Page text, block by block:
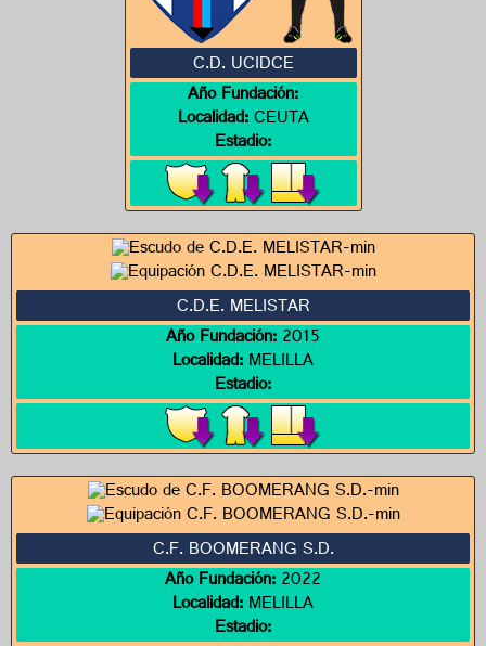
C.D. UCIDCE
Año Fundación:
Localidad:CEUTA
Estadio:
C.D.E. MELISTAR
Año Fundación:2015
Localidad:MELILLA
Estadio:
C.F. BOOMERANG S.D.
Año Fundación:2022
Localidad:MELILLA
Estadio: